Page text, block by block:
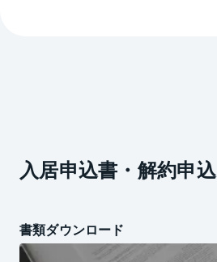
入居申込書・解約申込
書類ダウンロード